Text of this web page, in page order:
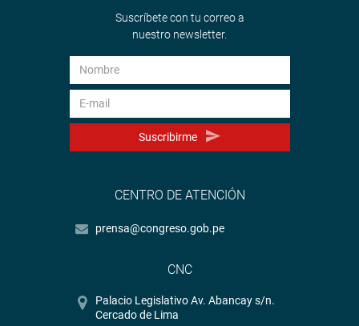
Suscríbete con tu correo a
nuestro newsletter.
Suscribirme
CENTRO DE ATENCIÓN
prensa@congreso.gob.pe
CNC
Palacio Legislativo Av. Abancay s/n.
Cercado de Lima